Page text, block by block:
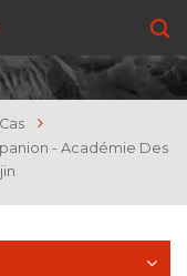
- Académie Des